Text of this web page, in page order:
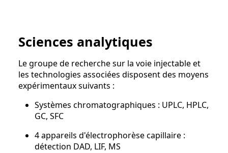
Sciences analytiques
Le groupe de recherche sur la voie injectable et
les technologies associées disposent des moyens
expérimentaux suivants :
Systèmes chromatographiques : UPLC, HPLC,
GC, SFC
4 appareils d'électrophorèse capillaire :
détection DAD, LIF, MS